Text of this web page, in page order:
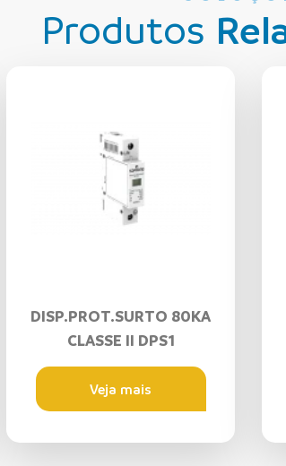
Produtos
DISP.PROT.SURTO 80KA
CLASSE II DPS1
Veja mais